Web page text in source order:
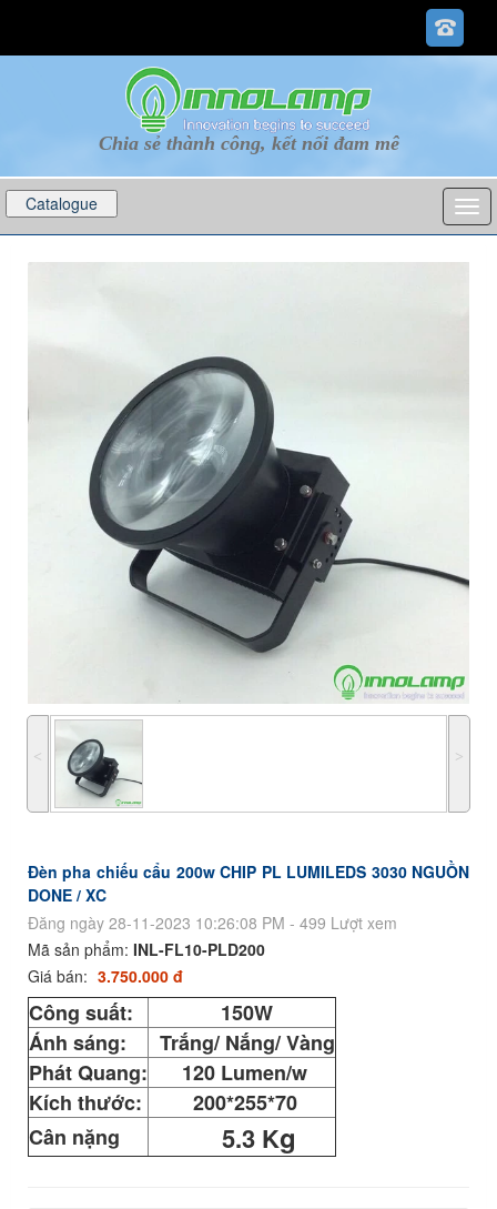
Chia sẻ thành công, kết nối đam mê
Catalogue p
˂ ˃
Đèn pha chiếu cẩu 200w CHIP PL LUMILEDS 3030 NGUỒN
DONE / XC
Đăng ngày 28-11-2023 10:26:08 PM - 499 Lượt xem
Mã sản phẩm: INL-FL10-PLD200
Giá bán: 3.750.000 đ
Công suất:
150W
Ánh sáng:
Trắng/ Nắng/ Vàng
Phát Quang: 120 Lumen/w
Kích thước:
200*255*70
Cân nặng
5.3 Kg